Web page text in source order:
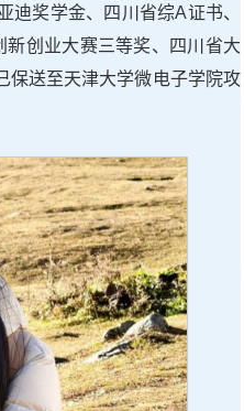
迪奖学金、四川省综A证书、
新创业大赛三等奖、四川省大
保送至天津大学微电子学院攻